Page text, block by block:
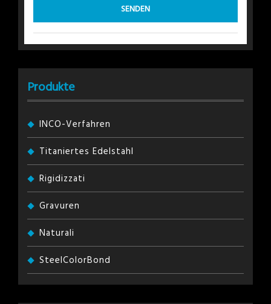
Produkte
INCO-Verfahren
Titaniertes Edelstahl
Rigidizzati
Gravuren
Naturali
SteelColorBond